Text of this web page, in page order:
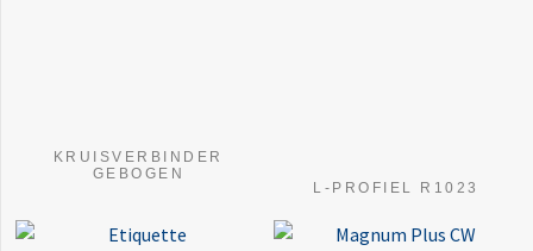
KRUISVERBINDER
GEBOGEN
L-PROFIEL R1023